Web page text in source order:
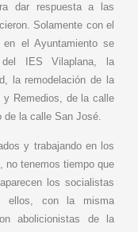
dar respuesta a las
Solamente con el
el Ayuntamiento se
IES Vilaplana, la
la remodelación de la
y Remedios, de la calle
de la calle San José.
y trabajando en los
no tenemos tiempo que
los socialistas
ellos, con la misma
abolicionistas de la